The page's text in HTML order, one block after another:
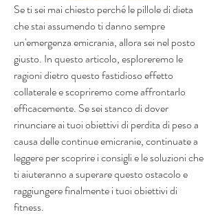
Se ti sei mai chiesto perché le pillole di dieta
che stai assumendo ti danno sempre
un'emergenza emicrania, allora sei nel posto
giusto. In questo articolo, esploreremo le
ragioni dietro questo fastidioso effetto
collaterale e scopriremo come affrontarlo
efficacemente. Se sei stanco di dover
rinunciare ai tuoi obiettivi di perdita di peso a
causa delle continue emicranie, continuate a
leggere per scoprire i consigli e le soluzioni che
ti aiuteranno a superare questo ostacolo e
raggiungere finalmente i tuoi obiettivi di
fitness.